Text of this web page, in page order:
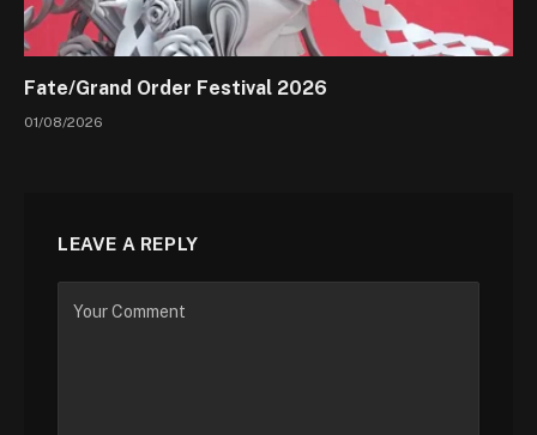
Fate/Grand Order Festival 2026
01/08/2026
LEAVE A REPLY